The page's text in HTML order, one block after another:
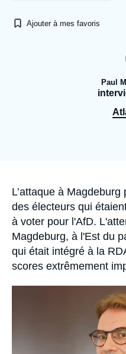
Se
Ajouter à mes favoris
Paul
Accroche
L’attaque à
des électeurs qui
à voter pour l'AfD.
Magdeburg, à l'Est du
qui était intégré à la
scores extrêmement